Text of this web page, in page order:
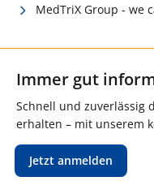
MedTriX Group - we
Immer gut
Schnell und zuverlässig
erhalten – mit unserem
Jetzt anmelden